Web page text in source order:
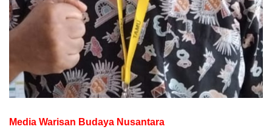
Media Warisan Budaya Nusantara